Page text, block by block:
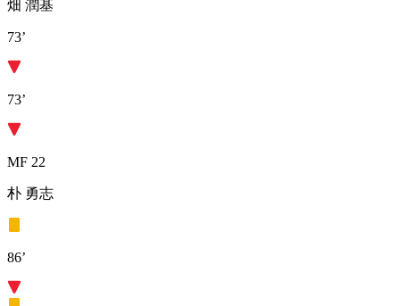
畑 潤基
73’
73’
MF 22
朴 勇志
86’